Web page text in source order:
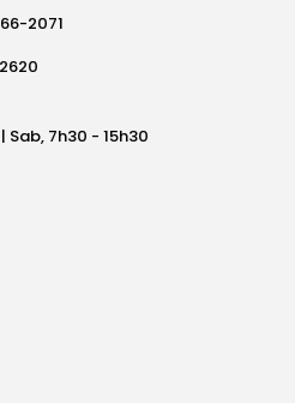
2071
Sab, 7h30 - 15h30